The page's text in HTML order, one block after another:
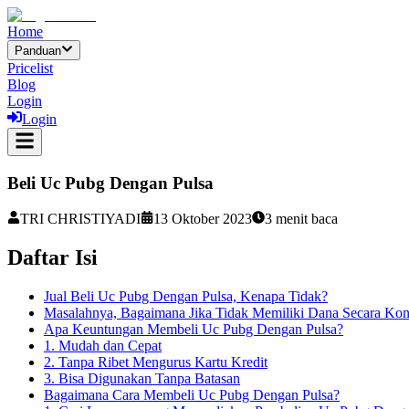
Home
Panduan
Pricelist
Blog
Login
Login
Beli Uc Pubg Dengan Pulsa
TRI CHRISTIYADI 13 Oktober 2023 3 menit baca
Daftar Isi
Jual Beli Uc Pubg Dengan Pulsa, Kenapa Tidak?
Masalahnya, Bagaimana Jika Tidak Memiliki Dana Secara
Apa Keuntungan Membeli Uc Pubg Dengan Pulsa?
1. Mudah dan Cepat
2. Tanpa Ribet Mengurus Kartu Kredit
3. Bisa Digunakan Tanpa Batasan
Bagaimana Cara Membeli Uc Pubg Dengan Pulsa?